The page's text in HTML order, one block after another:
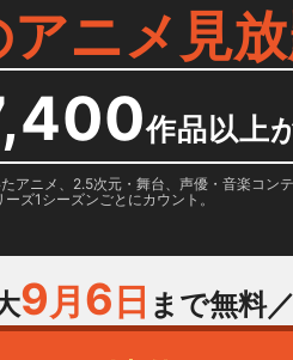
アニメ見
作品以上
アニメ、2.5次元・舞台、声優・音楽コン
ズ1シーズンごとにカウント。
9月 6 日 まで無料／